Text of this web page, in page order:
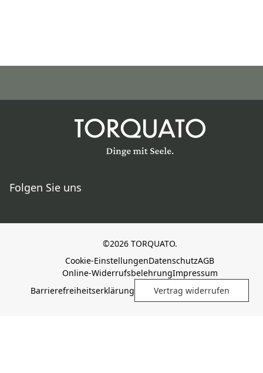
Folgen Sie uns
©2026 TORQUATO.
Cookie-EinstellungenDatenschutzAGB
Online-WiderrufsbelehrungImpressum
Barrierefreiheitserklärung
Vertrag widerrufen